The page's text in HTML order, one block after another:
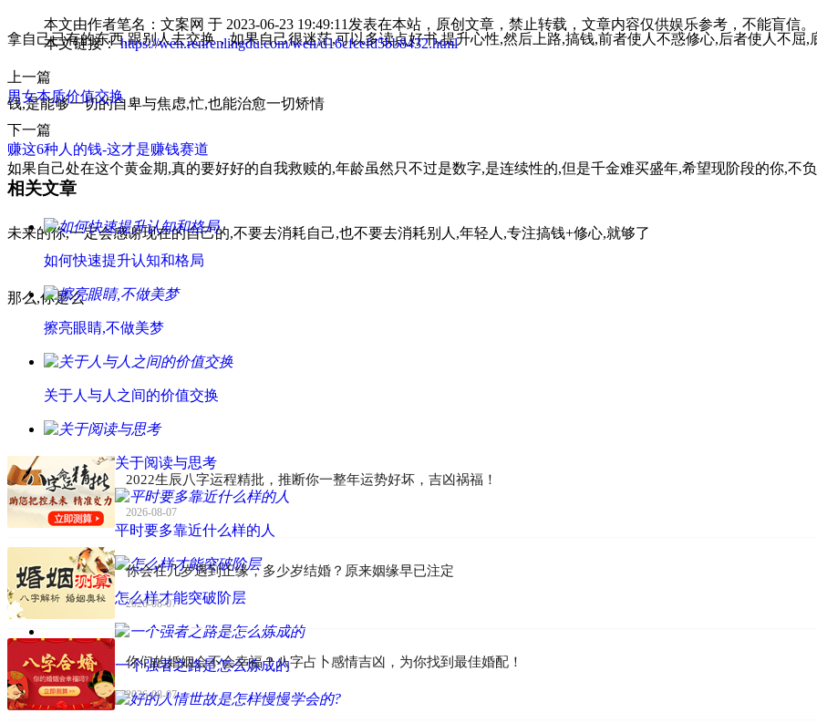
拿自己已有的东西,跟别人去交换，如果自己很迷茫,可以多读点好书,提升心性,然后上路,搞钱,前者使人不惑修心,后者使人不屈,
钱,是能够一切的自卑与焦虑,忙,也能治愈一切矫情
如果自己处在这个黄金期,真的要好好的自我救赎的,年龄虽然只不过是数字,是连续性的,但是千金难买盛年,希望现阶段的你,不
未来的你,一定会感谢现在的自己的,不要去消耗自己,也不要去消耗别人,年轻人,专注搞钱+修心,就够了
那么,你是么
2022生辰八字运程精批，推断你一整年运势好坏，吉凶祸福！
2026-08-07
你会在几岁遇到正缘，多少岁结婚？原来姻缘早已注定
2026-08-07
你们的婚姻会不会幸福？八字占卜感情吉凶，为你找到最佳婚配！
2026-08-07
本文由作者笔名：文案网 于 2023-06-23 19:49:11发表在本站，原创文章，禁止转载，文章内容仅供娱乐参考，不能盲信。
本文链接：https://wen.renrenlingdu.com/wen/d16cfcefd5bb8432.html
上一篇
男女本质价值交换
下一篇
赚这6种人的钱-这才是赚钱赛道
相关文章
如何快速提升认知和格局
擦亮眼睛,不做美梦
关于人与人之间的价值交换
关于阅读与思考
平时要多靠近什么样的人
怎么样才能突破阶层
一个强者之路是怎么炼成的